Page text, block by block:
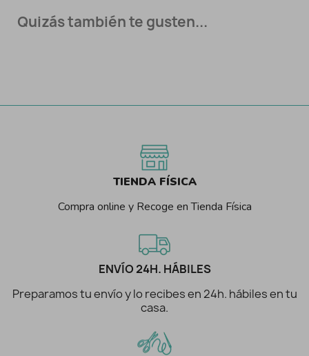
Quizás también te gusten...
TIENDA FÍSICA
Compra online y Recoge en Tienda Física
ENVÍO 24H. HÁBILES
Preparamos tu envío y lo recibes en 24h. hábiles en tu
casa.